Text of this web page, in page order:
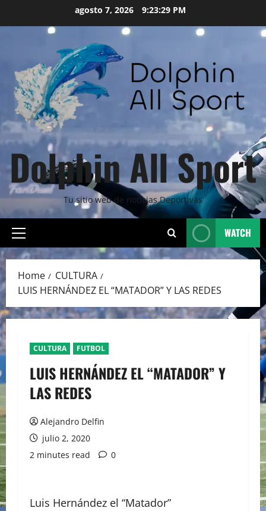
agosto 7, 2026 9:23:30 PM
Dolphin All Sport
Tu sitio web de noticias Deportivas
Primary
Menu
WATCH
Home
CULTURA
LUIS HERNÁNDEZ EL “MATADOR” Y LAS REDES
CULTURA FUTBOL
LUIS HERNÁNDEZ EL “MATADOR” Y
LAS REDES
Alejandro Delfin
julio 2, 2020
2 minutes read
0
Luis Hernández el “Matador”